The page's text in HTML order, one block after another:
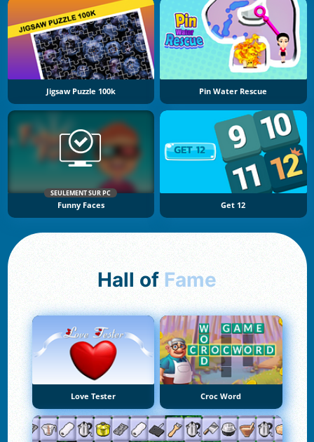
Jigsaw Puzzle 100k Pin Water Rescue
SEULEMENT SUR PC
Funny Faces Get 12
Hall of Fame
Love Tester Croc Word